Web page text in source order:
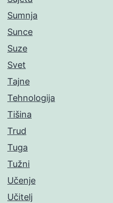
Sumnja
Sunce
Suze
Svet
Tajne
Tehnologija
Tišina
Trud
Tuga
Tužni
Učenje
Učitelj